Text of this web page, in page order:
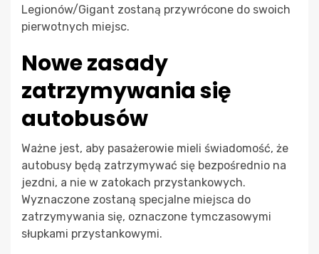
Legionów/Gigant zostaną przywrócone do swoich
pierwotnych miejsc.
Nowe zasady
zatrzymywania się
autobusów
Ważne jest, aby pasażerowie mieli świadomość, że
autobusy będą zatrzymywać się bezpośrednio na
jezdni, a nie w zatokach przystankowych.
Wyznaczone zostaną specjalne miejsca do
zatrzymywania się, oznaczone tymczasowymi
słupkami przystankowymi.